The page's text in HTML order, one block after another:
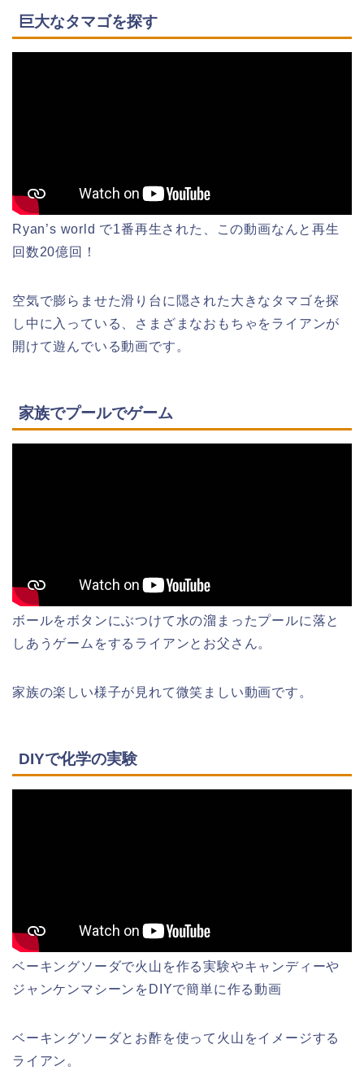
巨大なタマゴを探す
Ryan’s world で1番再生された、この動画なんと再生
回数20億回！
空気で膨らませた滑り台に隠された大きなタマゴを探
し中に入っている、さまざまなおもちゃをライアンが
開けて遊んでいる動画です。
家族でプールでゲーム
ボールをボタンにぶつけて水の溜まったプールに落と
しあうゲームをするライアンとお父さん。
家族の楽しい様子が見れて微笑ましい動画です。
DIYで化学の実験
ベーキングソーダで火山を作る実験やキャンディーや
ジャンケンマシーンをDIYで簡単に作る動画
ベーキングソーダとお酢を使って火山をイメージする
ライアン。